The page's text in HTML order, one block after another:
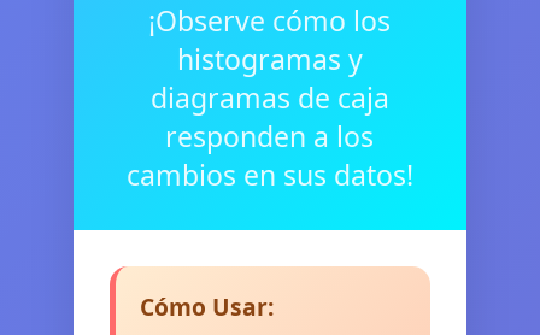
¡Observe cómo los
histogramas y
diagramas de caja
responden a los
cambios en sus datos!
Cómo Usar: